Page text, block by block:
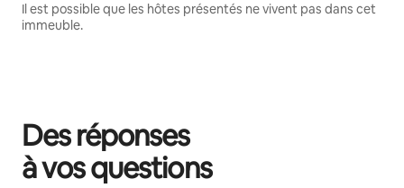
Il est possible que les hôtes présentés ne vivent pas dans cet
immeuble.
Des réponses
à vos questions